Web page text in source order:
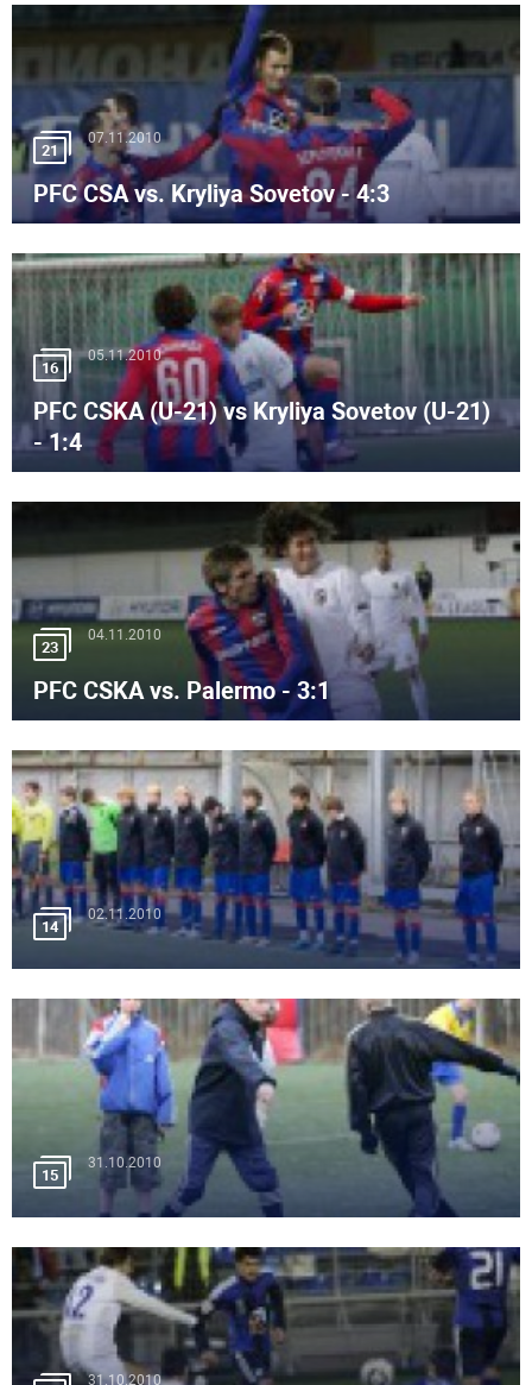
21
07.11.2010
PFC CSA vs. Kryliya Sovetov - 4:3
16
05.11.2010
PFC CSKA (U-21) vs Kryliya Sovetov (U-21)
- 1:4
23
04.11.2010
PFC CSKA vs. Palermo - 3:1
14
02.11.2010
15
31.10.2010
31.10.2010